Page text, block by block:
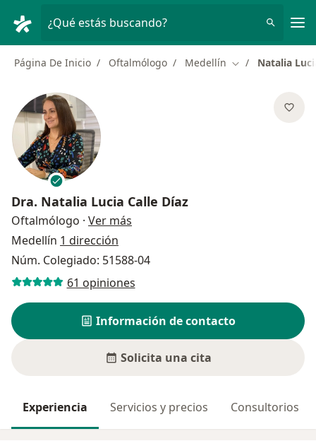
¿Qué estás buscando?
Página De Inicio Oftalmólogo Medellín Cambiar de
Natalia
Dra. Natalia Lucia Calle Díaz
Oftalmólogo · Ver más
Medellín 1 dirección
Núm. Colegiado: 51588-04
61 opiniones
Información de contacto
Solicita una cita
Experiencia Servicios y precios Consultorios